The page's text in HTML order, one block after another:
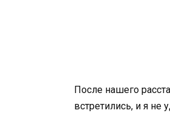
После нашего
встретились, и я не